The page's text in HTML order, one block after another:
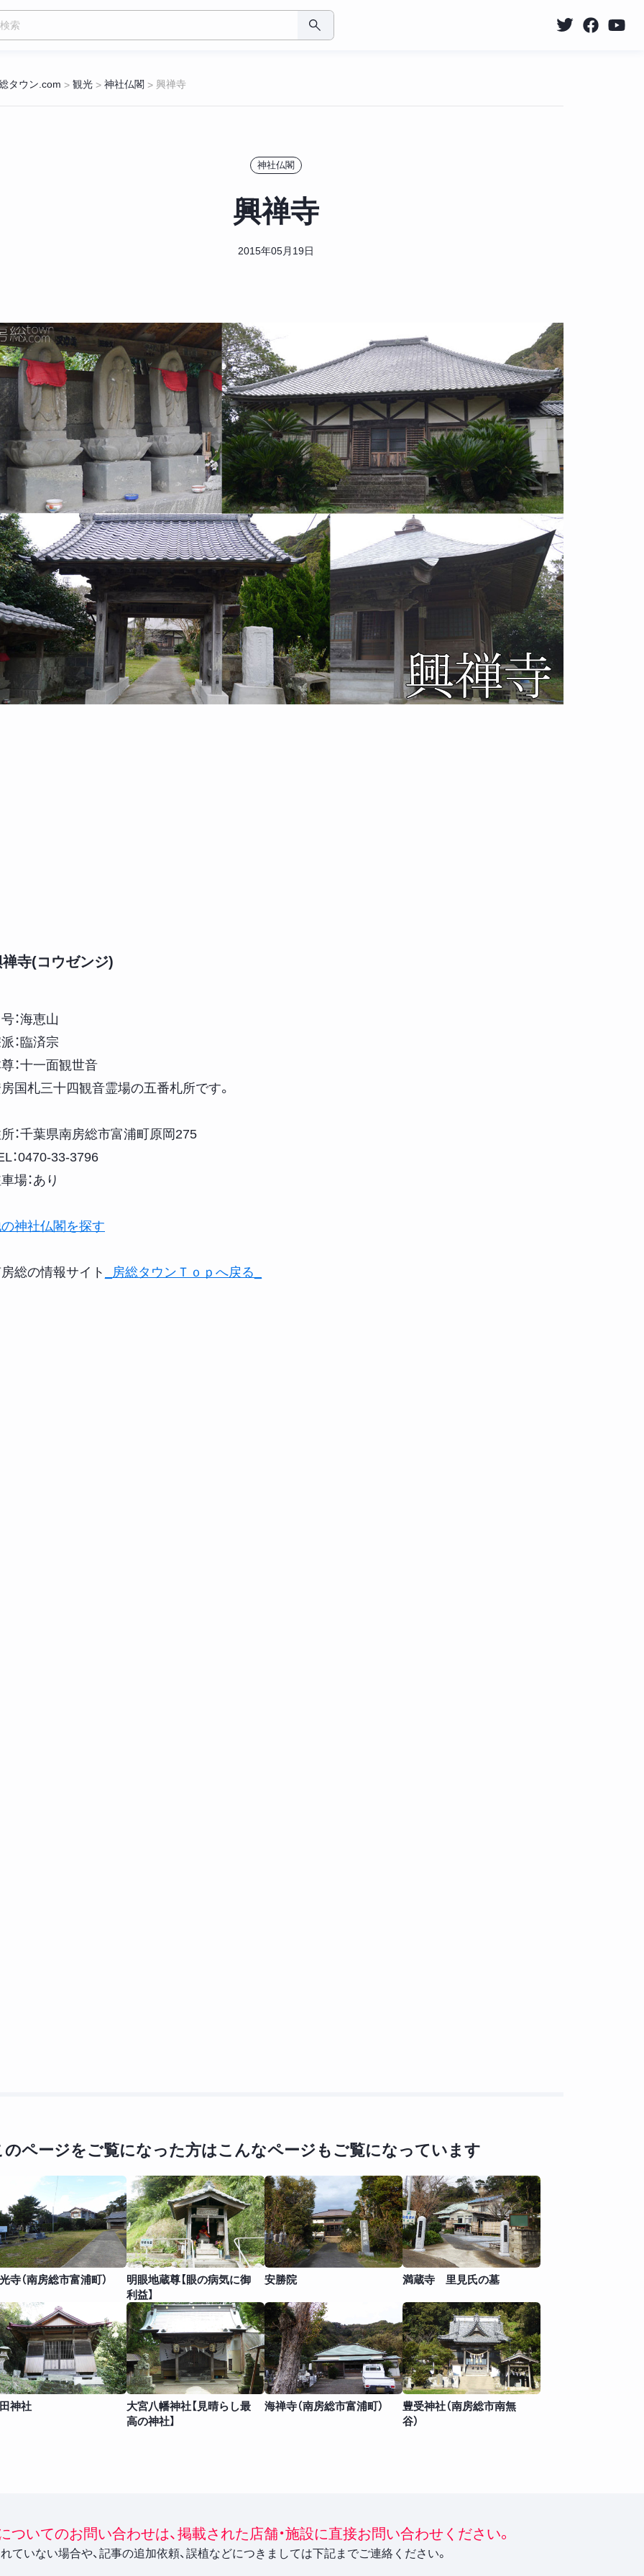
タウン.com > 観光 > 神社仏閣 > 興禅寺
神社仏閣
興禅寺
2015年05月19日
禅寺(コウゼンジ)
：海恵山
：臨済宗
：十一面観世音
国札三十四観音霊場の五番札所です。
：千葉県南房総市富浦町原岡275
：0470-33-3796
場：あり
神社仏閣を探す
総の情報サイト _房総タウンＴｏｐへ戻る_
のページをご覧になった方はこんなページもご覧になっています
寺（南房総市富浦町）
明眼地蔵尊【眼の病気に御
利益】
安勝院 満蔵寺 里見氏の墓
神社
大宮八幡神社【見晴らし最
高の神社】
海禅寺（南房総市富浦町）
豊受神社（南房総市南無
谷）
いてのお問い合わせは、掲載された店舗・施設に直接お問い合わせください。
ていない場合や、記事の追加依頼、誤植などにつきましては下記までご連絡ください。